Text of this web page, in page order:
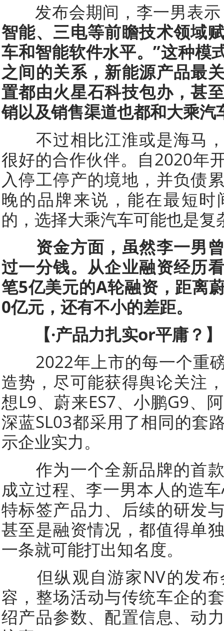
发布会期间，李一男表示
智能、三电等前瞻技术领域
车和智能软件水平。”这种模
之间的关系，新能源产品最
置都由火星石科技包办，甚
销以及销售渠道也都和大乘汽
不过相比江淮或是海马，
很好的合作伙伴。自2020年
入停工停产的境地，并负债
晚的品牌来说，能在最短
的，选择大乘汽车可能也是
资金方面，虽然李一男
过一分钱。从企业融资经历
笔5亿美元的A轮融资，距离
0亿元，还有不小的差距。
【·产品力扎实or平庸？】
2022年上市的每一个重
造势，尽可能获得舆论关注
想L9、蔚来ES7、小鹏G9、
深蓝SL03都采用了相同的套
示企业实力。
作为一个全新品牌的首款
成立过程、李一男本人的造
特标签产品力、后续的研发
甚至是融资情况，都值得单
一条就可能打出知名度。
但纵观自游家NV的发布
容，整场活动与传统车企的
绍产品参数、配置信息、动